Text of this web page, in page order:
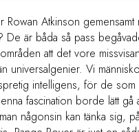
Rowan Atkinson
De är båda så pass
att det vore
universalgenier. Vi
intelligens, för de som
fascination borde lätt
någonsin kan tänka sig,